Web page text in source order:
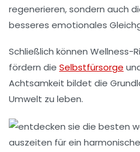
regenerieren, sondern auch
besseres emotionales
Schließlich können Wellness-
fördern die Selbstfürsorge
Achtsamkeit bildet die
Umwelt zu leben.